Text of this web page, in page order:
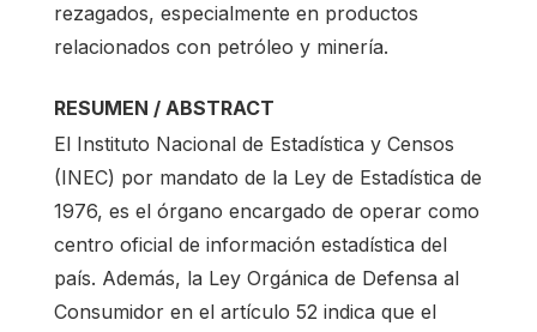
rezagados, especialmente en productos
relacionados con petróleo y minería.
RESUMEN / ABSTRACT
El Instituto Nacional de Estadística y Censos
(INEC) por mandato de la Ley de Estadística de
1976, es el órgano encargado de operar como
centro oficial de información estadística del
país. Además, la Ley Orgánica de Defensa al
Consumidor en el artículo 52 indica que el